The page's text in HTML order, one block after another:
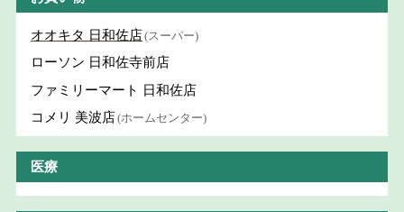
オオキタ 日和佐店(スーパー)
ローソン 日和佐寺前店
ファミリーマート 日和佐店
コメリ 美波店(ホームセンター)
医療